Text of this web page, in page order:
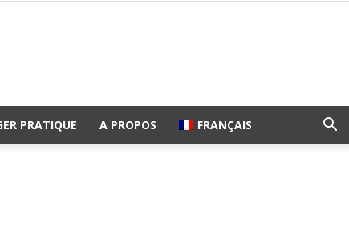
PRATIQUE A PROPOS FRANÇAIS